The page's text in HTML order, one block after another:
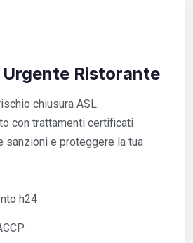
Ristorante
chiusura ASL.
con trattamenti certificati
sanzioni e proteggere la tua
h24